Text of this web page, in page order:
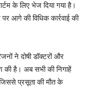
के लिए भेज दिया गया है।
आगे की विधिक कार्रवाई की
ने दोषी डॉक्टरों और
की है। अब सभी की निगाहें
जिससे प्रसूता की मौत के